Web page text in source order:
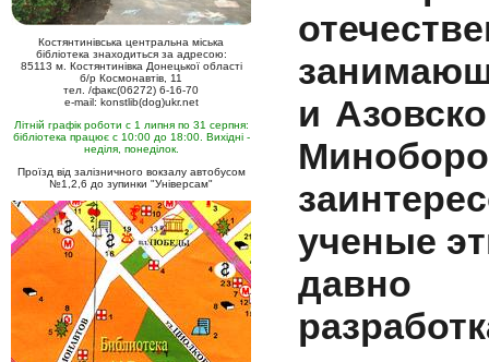
Костянтинівська центральна міська
бібліотека знаходиться за адресою:
85113 м. Костянтинівка Донецької області
б/р Космонавтів, 11
тел. /факс(06272) 6-16-70
e-mail: konstlib(dog)ukr.net
Літній графік роботи с 1 липня по 31 серпня:
бібліотека працює с 10:00 до 18:00. Вихідні -
неділя, понеділок.
Проїзд від залізничного вокзалу автобусом
№1,2,6 до зупинки "Універсам"
и
ученые
давно